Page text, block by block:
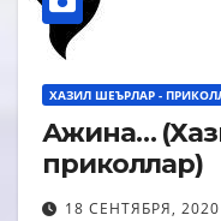
ХАЗИЛ ШЕЪРЛАР -
Ажина…
приколлар)
18 СЕНТЯБРЯ, 2020